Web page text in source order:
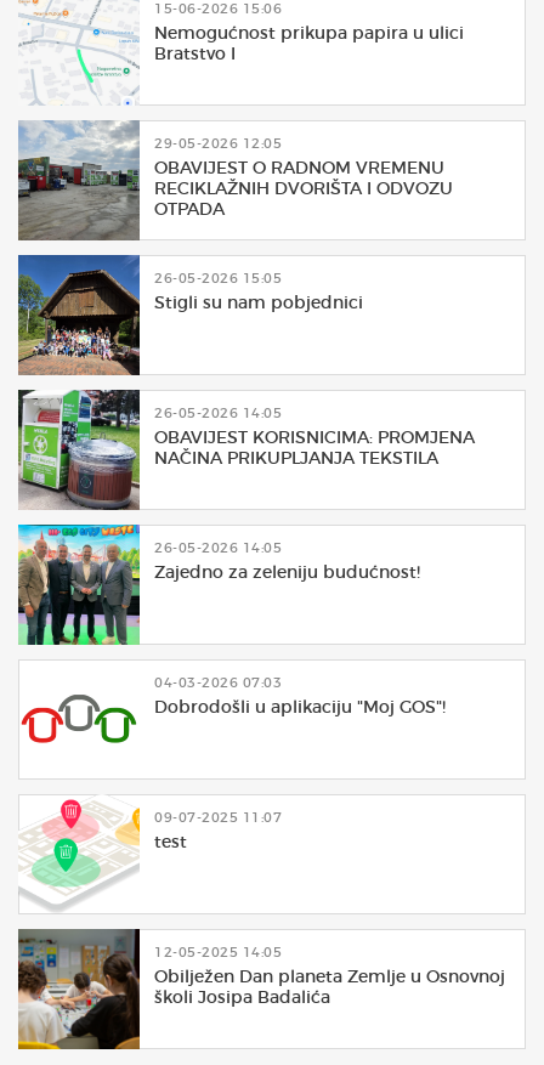
15-06-2026 15:06
Nemogućnost prikupa papira u ulici
Bratstvo I
29-05-2026 12:05
OBAVIJEST O RADNOM VREMENU
RECIKLAŽNIH DVORIŠTA I ODVOZU
OTPADA
26-05-2026 15:05
Stigli su nam pobjednici
26-05-2026 14:05
OBAVIJEST KORISNICIMA: PROMJENA
NAČINA PRIKUPLJANJA TEKSTILA
26-05-2026 14:05
Zajedno za zeleniju budućnost!
04-03-2026 07:03
Dobrodošli u aplikaciju "Moj GOS"!
09-07-2025 11:07
test
12-05-2025 14:05
Obilježen Dan planeta Zemlje u Osnovnoj
školi Josipa Badalića